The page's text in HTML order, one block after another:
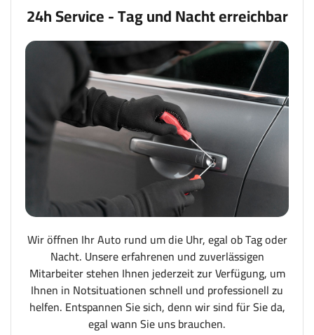
24h Service - Tag und Nacht erreichbar
Wir öffnen Ihr Auto rund um die Uhr, egal ob Tag oder
Nacht. Unsere erfahrenen und zuverlässigen
Mitarbeiter stehen Ihnen jederzeit zur Verfügung, um
Ihnen in Notsituationen schnell und professionell zu
helfen. Entspannen Sie sich, denn wir sind für Sie da,
egal wann Sie uns brauchen.